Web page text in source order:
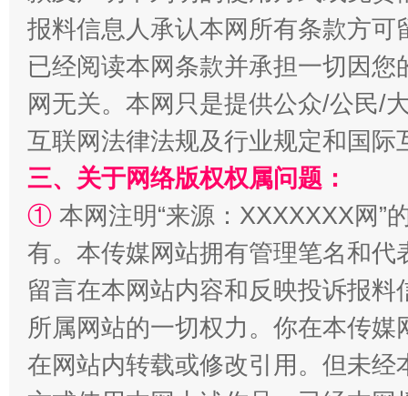
解纷+调解+退费，一次搞定
报料信息人承认本网所有条款方
已经阅读本网条款并承担一切因
网无关。本网只是提供公众/公民/
互联网法律法规及行业规定和国
三、关于网络版权权属问题：
① 本网注明“来源：XXXXXXX网”
有。本传媒网站拥有管理笔名和
留言在本网站内容和反映投诉报
所属网站的一切权力。你在本传
在网站内转载或修改引用。但未